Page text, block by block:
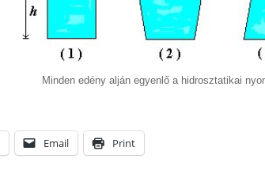
Minden edény alján egyenlő a hidrosztatikai
Email Print